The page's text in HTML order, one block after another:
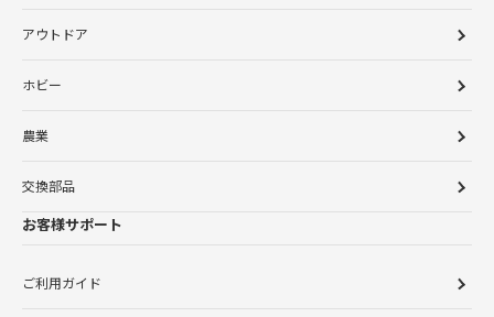
アウトドア
ホビー
農業
交換部品
お客様サポート
ご利用ガイド